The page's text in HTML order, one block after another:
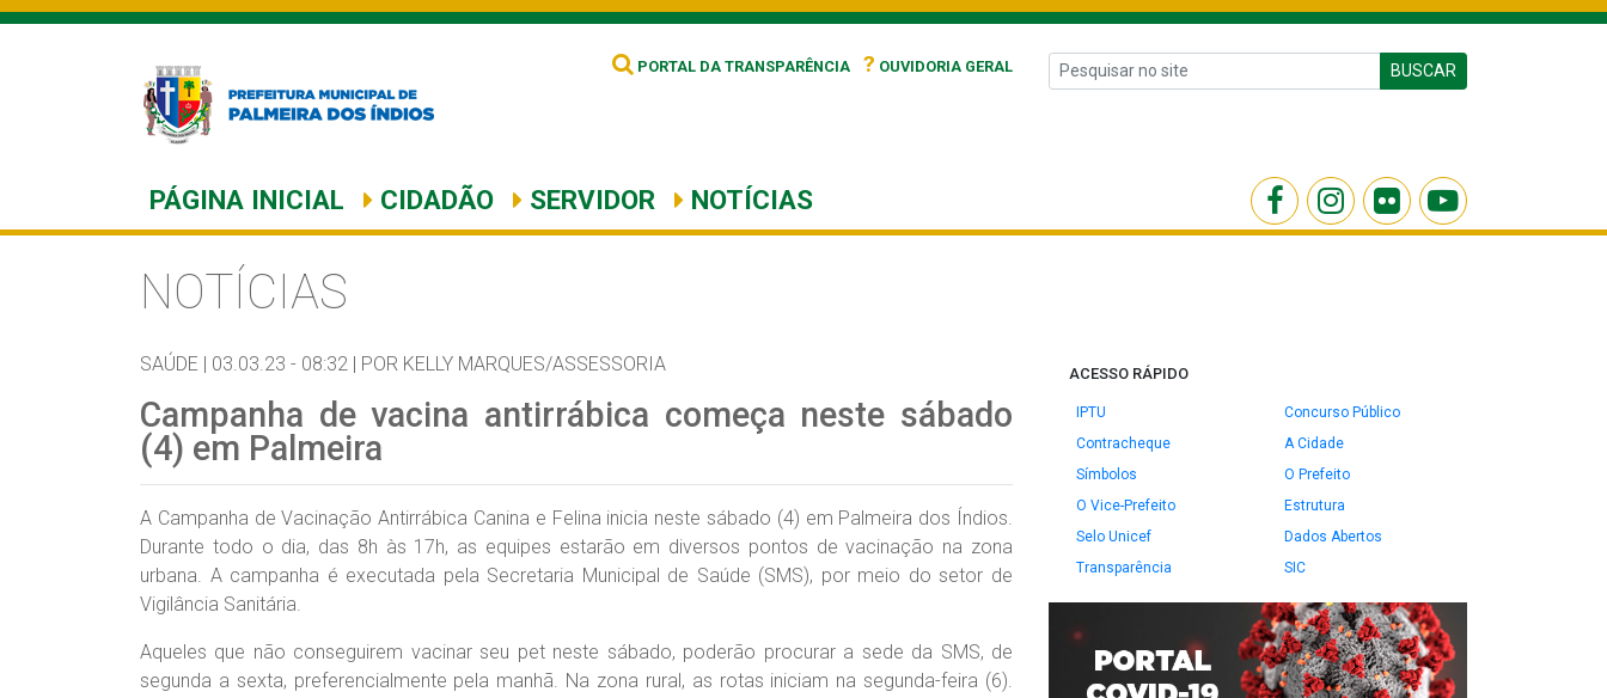
PORTAL DA TRANSPARÊNCIA ? OUVIDORIA GERAL BUSCAR
PÁGINA INICIAL CIDADÃO SERVIDOR NOTÍCIAS
NOTÍCIAS
SAÚDE | 03.03.23 - 08:32 | POR KELLY MARQUES/ASSESSORIA
Campanha de vacina antirrábica começa neste sábado
(4) em Palmeira
A Campanha de Vacinação Antirrábica Canina e Felina inicia neste sábado (4) em Palmeira dos Índios.
Durante todo o dia, das 8h às 17h, as equipes estarão em diversos pontos de vacinação na zona
urbana. A campanha é executada pela Secretaria Municipal de Saúde (SMS), por meio do setor de
Vigilância Sanitária.
Aqueles que não conseguirem vacinar seu pet neste sábado, poderão procurar a sede da SMS, de
segunda a sexta, preferencialmente pela manhã. Na zona rural, as rotas iniciam na segunda-feira (6).
ACESSO RÁPIDO
IPTU
Concurso Público
Contracheque
A Cidade
Símbolos
O Prefeito
O Vice-Prefeito
Estrutura
Selo Unicef
Dados Abertos
Transparência
SIC